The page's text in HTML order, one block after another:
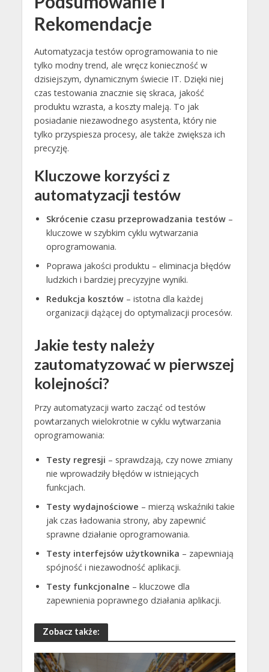
Rekomendacje
Automatyzacja testów oprogramowania to nie
tylko modny trend, ale wręcz konieczność w
dzisiejszym, dynamicznym świecie IT. Dzięki niej
czas testowania znacznie się skraca, jakość
produktu wzrasta, a koszty maleją. To jak
posiadanie niezawodnego asystenta, który nie
tylko przyspiesza procesy, ale także zwiększa ich
precyzję.
Kluczowe korzyści z
automatyzacji testów
Skrócenie czasu przeprowadzania testów–
kluczowe w szybkim cyklu wytwarzania
oprogramowania.
Poprawa jakości produktu – eliminacja błędów
ludzkich i bardziej precyzyjne wyniki.
Redukcja kosztów– istotna dla każdej
organizacji dążącej do optymalizacji procesów.
Jakie testy należy
zautomatyzować w pierwszej
kolejności?
Przy automatyzacji warto zacząć od testów
powtarzanych wielokrotnie w cyklu wytwarzania
oprogramowania:
Testy regresji – sprawdzają, czy nowe zmiany
nie wprowadziły błędów w istniejących
funkcjach.
Testy wydajnościowe – mierzą wskaźniki takie
jak czas ładowania strony, aby zapewnić
sprawne działanie oprogramowania.
Testy interfejsów użytkownika – zapewniają
spójność i niezawodność aplikacji.
Testy funkcjonalne – kluczowe dla
zapewnienia poprawnego działania aplikacji.
Zobacz także: